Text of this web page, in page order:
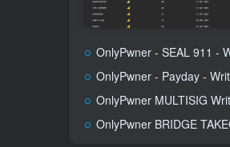
OnlyPwner - SEAL 911 -
OnlyPwner - Payday -
OnlyPwner MULTISIG
OnlyPwner BRIDGE